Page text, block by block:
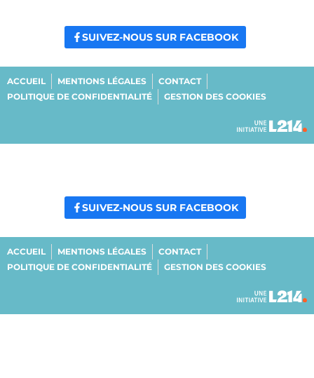
SUIVEZ-NOUS SUR FACEBOOK
ACCUEIL MENTIONS LÉGALES
CONTACT
POLITIQUE DE CONFIDENTIALITÉ
GESTION DES COOKIES
SUIVEZ-NOUS SUR FACEBOOK
ACCUEIL MENTIONS LÉGALES
CONTACT
POLITIQUE DE CONFIDENTIALITÉ
GESTION DES COOKIES